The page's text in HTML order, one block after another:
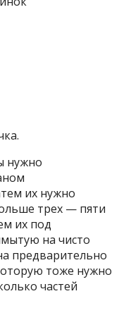
нужно
их нужно
трех — пяти
их под
на чисто
предварительно
тоже нужно
частей